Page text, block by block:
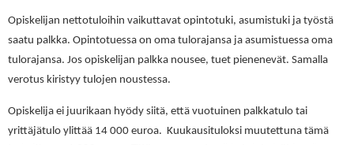
Opiskelijan nettotuloihin vaikuttavat opintotuki, asumistuki ja työstä
saatu palkka. Opintotuessa on oma tulorajansa ja asumistuessa oma
tulorajansa. Jos opiskelijan palkka nousee, tuet pienenevät. Samalla
verotus kiristyy tulojen noustessa.
Opiskelija ei juurikaan hyödy siitä, että vuotuinen palkkatulo tai
yrittäjätulo ylittää 14 000 euroa. Kuukausituloksi muutettuna tämä